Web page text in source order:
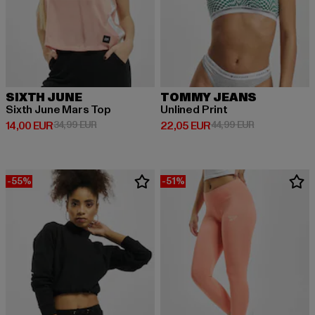
SIXTH JUNE
Sixth June Mars Top
14,00 EUR
Derzeitiger Preis: 14,00 EUR
34,99 EURAktionspreis: 34,99 EUR
TOMMY JEANS
Unlined Print
22,05 EUR
Derzeitiger Preis: 22,05 EUR
44,99 EURAktionspreis:
-55% -51%